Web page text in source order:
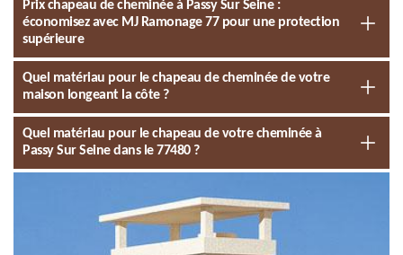
Prix chapeau de cheminée à Passy Sur Seine :
économisez avec MJ Ramonage 77 pour une protection
supérieure
Quel matériau pour le chapeau de cheminée de votre
maison longeant la côte ?
Quel matériau pour le chapeau de votre cheminée à
Passy Sur Seine dans le 77480 ?